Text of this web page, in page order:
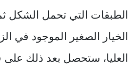
الطبقات التي تحمل الشكل
الخيار الصغير الموجود في
العليا، ستحصل بعد ذلك